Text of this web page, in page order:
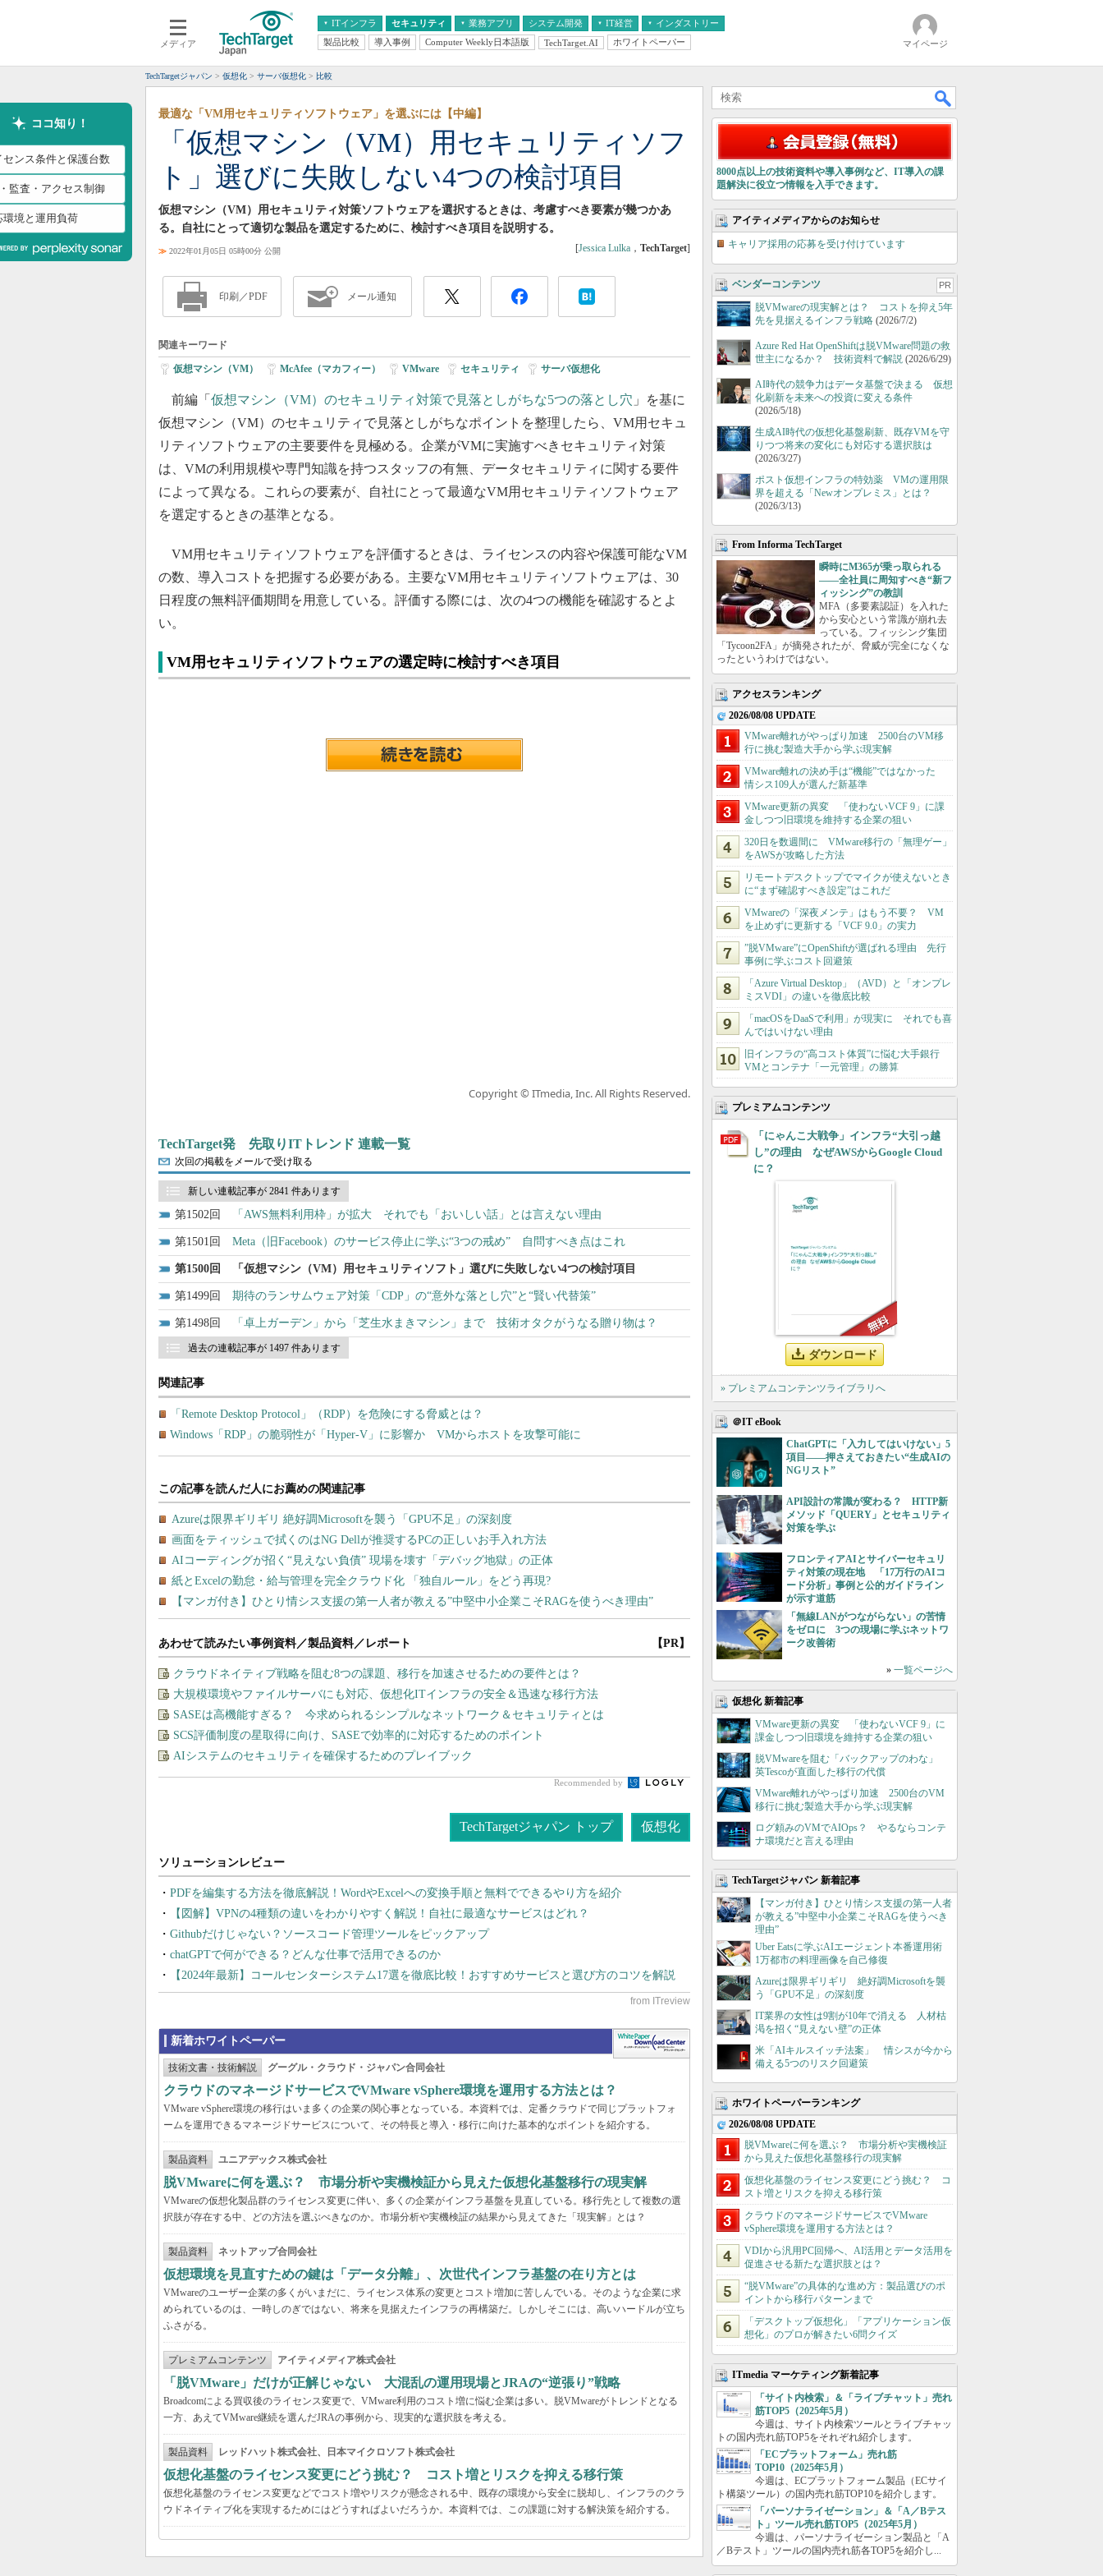
メディア
ITインフラ
クラウド
スマートモバイル
ネットワーク
システム運用管理
セキュリティ 業務アプリ
エンタープライズAI
ERP
CX
情報系システム
システム開発 IT経営
経営とIT
インダストリー
医療IT
製品比較 導入事例 Computer Weekly日本語版 TechTarget.AI ホワイトペーパー マイページ
TechTargetジャパン 仮想化 サーバ仮想化 比較
ココ知り！
センス条件と保護台数
監査・アクセス制御
環境と運用負荷
「仮想マシン（VM）用セキュリティソフ
ト」選びに失敗しない4つの検討項目
最適な「VM用セキュリティソフトウェア」を選ぶには【中編】
仮想マシン（VM）用セキュリティ対策ソフトウェアを選択するときは、考慮すべき要素が幾つかあ
る。自社にとって適切な製品を選定するために、検討すべき項目を説明する。
≫ 2022年01月05日 05時00分 公開 [Jessica Lulka ， TechTarget]
印刷／PDF メール通知
関連キーワード
仮想マシン（VM） McAfee（マカフィー） VMware セキュリティ サーバ仮想化
前編「 仮想マシン（VM）のセキュリティ対策で見落としがちな5つの落とし穴 」を基に
仮想マシン（VM）のセキュリティで見落としがちなポイントを整理したら、VM用セキュ
リティソフトウェアの主要要件を見極める。企業がVMに実施すべきセキュリティ対策
は、VMの利用規模や専門知識を持つスタッフの有無、データセキュリティに関する要件
によって異なる。これらの要素が、自社にとって最適なVM用セキュリティソフトウェア
を選定するときの基準となる。
VM用セキュリティソフトウェアを評価するときは、ライセンスの内容や保護可能なVM
の数、導入コストを把握する必要がある。主要なVM用セキュリティソフトウェアは、30
日程度の無料評価期間を用意している。評価する際には、次の4つの機能を確認するとよ
い。
VM用セキュリティソフトウェアの選定時に検討すべき項目
Copyright © ITmedia, Inc. All Rights Reserved.
TechTarget発 先取りITトレンド 連載一覧
次回の掲載をメールで受け取る
新しい連載記事が 2841 件あります
1502 「AWS無料利用枠」が拡大 それでも「おいしい話」とは言えない理由
1501 Meta（旧Facebook）のサービス停止に学ぶ“3つの戒め” 自問すべき点はこれ
1500 「仮想マシン（VM）用セキュリティソフト」選びに失敗しない4つの検討項目
1499 期待のランサムウェア対策「CDP」の“意外な落とし穴”と“賢い代替策”
1498 「卓上ガーデン」から「芝生水まきマシン」まで 技術オタクがうなる贈り物は？
過去の連載記事が 1497 件あります
関連記事
「Remote Desktop Protocol」（RDP）を危険にする脅威とは？
Windows「RDP」の脆弱性が「Hyper-V」に影響か VMからホストを攻撃可能に
あわせて読みたい事例資料／製品資料／レポート 【PR】
クラウドネイティブ戦略を阻む8つの課題、移行を加速させるための要件とは？
大規模環境やファイルサーバにも対応、仮想化ITインフラの安全＆迅速な移行方法
SASEは高機能すぎる？ 今求められるシンプルなネットワーク＆セキュリティとは
SCS評価制度の星取得に向け、SASEで効率的に対応するためのポイント
AIシステムのセキュリティを確保するためのプレイブック
Recommended by
TechTargetジャパン トップ 仮想化
PDFを編集する方法を徹底解説！WordやExcelへの変換手順と無料でできるやり方を紹介
【図解】VPNの4種類の違いをわかりやすく解説！自社に最適なサービスはどれ？
Githubだけじゃない？ソースコード管理ツールをピックアップ
chatGPTで何ができる？どんな仕事で活用できるのか
【2024年最新】コールセンターシステム17選を徹底比較！おすすめサービスと選び方のコツを解説
新着ホワイトペーパー
技術文書・技術解説 グーグル・クラウド・ジャパン合同会社
クラウドのマネージドサービスでVMware vSphere環境を運用する方法とは？
VMware vSphere環境の移行はいま多くの企業の関心事となっている。本資料では、定番クラウドで同じプラットフォ
ームを運用できるマネージドサービスについて、その特長と導入・移行に向けた基本的なポイントを紹介する。
製品資料 ユニアデックス株式会社
脱VMwareに何を選ぶ？ 市場分析や実機検証から見えた仮想化基盤移行の現実解
VMwareの仮想化製品群のライセンス変更に伴い、多くの企業がインフラ基盤を見直している。移行先として複数の選
択肢が存在する中、どの方法を選ぶべきなのか。市場分析や実機検証の結果から見えてきた「現実解」とは？
製品資料 ネットアップ合同会社
仮想環境を見直すための鍵は「データ分離」、次世代インフラ基盤の在り方とは
VMwareのユーザー企業の多くがいまだに、ライセンス体系の変更とコスト増加に苦しんでいる。そのような企業に求
められているのは、一時しのぎではない、将来を見据えたインフラの再構築だ。しかしそこには、高いハードルが立ち
ふさがる。
プレミアムコンテンツ アイティメディア株式会社
「脱VMware」だけが正解じゃない 大混乱の運用現場とJRAの“逆張り”戦略
Broadcomによる買収後のライセンス変更で、VMware利用のコスト増に悩む企業は多い。脱VMwareがトレンドとなる
一方、あえてVMware継続を選んだJRAの事例から、現実的な選択肢を考える。
製品資料 レッドハット株式会社、日本マイクロソフト株式会社
仮想化基盤のライセンス変更にどう挑む？ コスト増とリスクを抑える移行策
仮想化基盤のライセンス変更などでコスト増やリスクが懸念される中、既存の環境から安全に脱却し、インフラのクラ
ウドネイティブ化を実現するためにはどうすればよいだろうか。本資料では、この課題に対する解決策を紹介する。
8000点以上の技術資料や導入事例など、IT導入の課
題解決に役立つ情報を入手できます。
アイティメディアからのお知らせ
キャリア採用の応募を受け付けています
ベンダーコンテンツ PR
脱VMwareの現実解とは？ コストを抑え5年
先を見据えるインフラ戦略 (2026/7/2)
Azure Red Hat OpenShiftは脱VMware問題の救
世主になるか？ 技術資料で解説 (2026/6/29)
AI時代の競争力はデータ基盤で決まる 仮想
化刷新を未来への投資に変える条件
(2026/5/18)
生成AI時代の仮想化基盤刷新、既存VMを守
りつつ将来の変化にも対応する選択肢は
(2026/3/27)
ポスト仮想インフラの特効薬 VMの運用限
界を超える「Newオンプレミス」とは？
(2026/3/13)
From Informa TechTarget
瞬時にM365が乗っ取られる
――全社員に周知すべき“新フ
ィッシング”の教訓
MFA（多要素認証）を入れた
から安心という常識が崩れ去
っている。フィッシング集団
「Tycoon2FA」が摘発されたが、脅威が完全になくな
ったというわけではない。
アクセスランキング
2026/08/08 UPDATE
VMware離れがやっぱり加速 2500台のVM移
行に挑む製造大手から学ぶ現実解
VMware離れの決め手は“機能”ではなかった
情シス109人が選んだ新基準
VMware更新の異変 「使わないVCF 9」に課
金しつつ旧環境を維持する企業の狙い
320日を数週間に VMware移行の「無理ゲー」
をAWSが攻略した方法
リモートデスクトップでマイクが使えないとき
に“まず確認すべき設定”はこれだ
VMwareの「深夜メンテ」はもう不要？ VM
を止めずに更新する「VCF 9.0」の実力
”脱VMware”にOpenShiftが選ばれる理由 先行
事例に学ぶコスト回避策
「Azure Virtual Desktop」（AVD）と「オンプレ
ミスVDI」の違いを徹底比較
「macOSをDaaSで利用」が現実に それでも喜
んではいけない理由
旧インフラの“高コスト体質”に悩む大手銀行
VMとコンテナ「一元管理」の勝算
プレミアムコンテンツ
「にゃんこ大戦争」インフラ“大引っ越
し”の理由 なぜAWSからGoogle Cloud
に？
ダウンロード
» プレミアムコンテンツライブラリへ
＠IT eBook
ChatGPTに「入力してはいけない」5
項目――押さえておきたい“生成AIの
NGリスト”
API設計の常識が変わる？ HTTP新
メソッド「QUERY」とセキュリティ
対策を学ぶ
フロンティアAIとサイバーセキュリ
ティ対策の現在地 「17万行のAIコ
ード分析」事例と公的ガイドライン
が示す道筋
「無線LANがつながらない」の苦情
をゼロに 3つの現場に学ぶネットワ
ーク改善術
» 一覧ページへ
仮想化 新着記事
VMware更新の異変 「使わないVCF 9」に
課金しつつ旧環境を維持する企業の狙い
脱VMwareを阻む「バックアップのわな」
英Tescoが直面した移行の代償
VMware離れがやっぱり加速 2500台のVM
移行に挑む製造大手から学ぶ現実解
ログ頼みのVMでAIOps？ やるならコンテ
ナ環境だと言える理由
TechTargetジャパン 新着記事
【マンガ付き】ひとり情シス支援の第一人者
が教える”中堅中小企業こそRAGを使うべき
理由”
Uber Eatsに学ぶAIエージェント本番運用術
1万都市の料理画像を自己修復
Azureは限界ギリギリ 絶好調Microsoftを襲
う「GPU不足」の深刻度
IT業界の女性は9割が10年で消える 人材枯
渇を招く“見えない壁”の正体
米「AIキルスイッチ法案」 情シスが今から
備える5つのリスク回避策
ホワイトペーパーランキング
2026/08/08 UPDATE
脱VMwareに何を選ぶ？ 市場分析や実機検証
から見えた仮想化基盤移行の現実解
仮想化基盤のライセンス変更にどう挑む？ コ
スト増とリスクを抑える移行策
クラウドのマネージドサービスでVMware
vSphere環境を運用する方法とは？
VDIから汎用PC回帰へ、AI活用とデータ活用を
促進させる新たな選択肢とは？
“脱VMware”の具体的な進め方：製品選びのポ
イントから移行パターンまで
「デスクトップ仮想化」「アプリケーション仮
想化」のプロが解きたい6問クイズ
ITmedia マーケティング新着記事
「サイト内検索」＆「ライブチャット」売れ
筋TOP5（2025年5月）
今週は、サイト内検索ツールとライブチャッ
トの国内売れ筋TOP5をそれぞれ紹介します。
「ECプラットフォーム」売れ筋
TOP10（2025年5月）
今週は、ECプラットフォーム製品（ECサイ
ト構築ツール）の国内売れ筋TOP10を紹介します。
「パーソナライゼーション」＆「A／Bテス
ト」ツール売れ筋TOP5（2025年5月）
今週は、パーソナライゼーション製品と「A
／Bテスト」ツールの国内売れ筋各TOP5を紹介し...